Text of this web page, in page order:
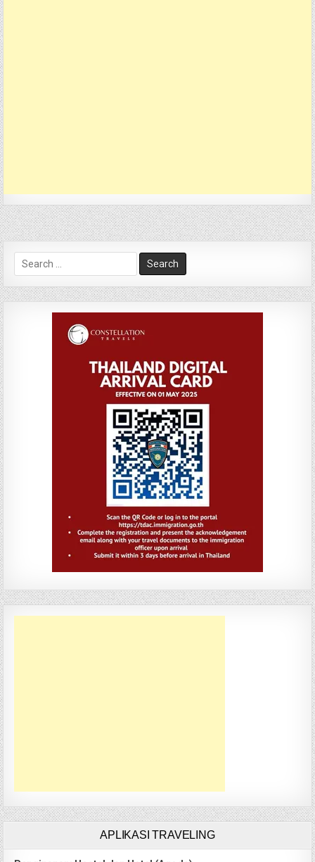
Search
for:
APLIKASI TRAVELING